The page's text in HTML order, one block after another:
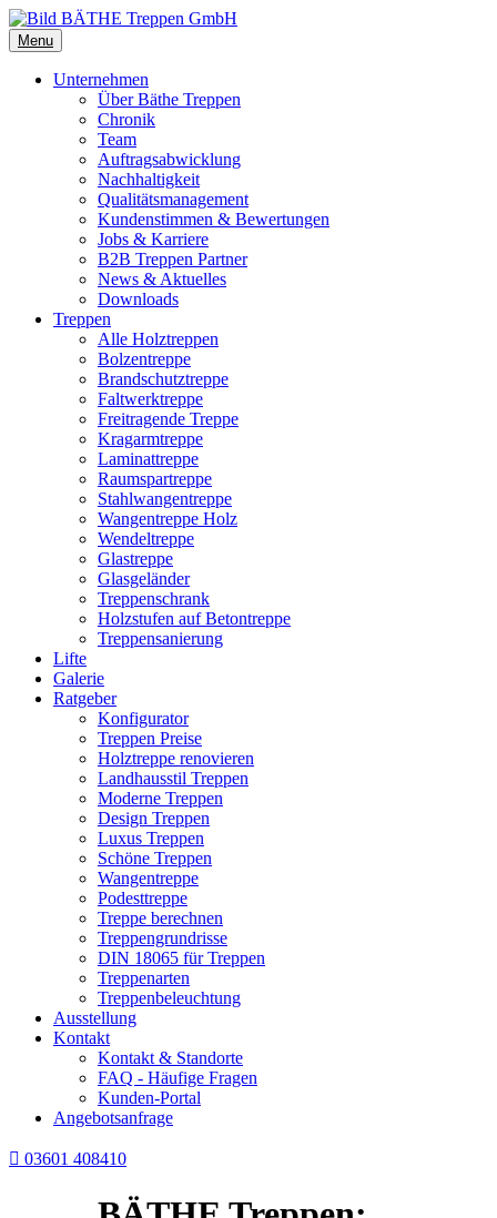
Menu
Unternehmen
Über Bäthe Treppen
Chronik
Team
Auftragsabwicklung
Nachhaltigkeit
Qualitätsmanagement
Kundenstimmen & Bewertungen
Jobs & Karriere
B2B Treppen Partner
News & Aktuelles
Downloads
Treppen
Alle Holztreppen
Bolzentreppe
Brandschutztreppe
Faltwerktreppe
Freitragende Treppe
Kragarmtreppe
Laminattreppe
Raumspartreppe
Stahlwangentreppe
Wangentreppe Holz
Wendeltreppe
Glastreppe
Glasgeländer
Treppenschrank
Holzstufen auf Betontreppe
Treppensanierung
Lifte
Galerie
Ratgeber
Konfigurator
Treppen Preise
Holztreppe renovieren
Landhausstil Treppen
Moderne Treppen
Design Treppen
Luxus Treppen
Schöne Treppen
Wangentreppe
Podesttreppe
Treppe berechnen
Treppengrundrisse
DIN 18065 für Treppen
Treppenarten
Treppenbeleuchtung
Ausstellung
Kontakt
Kontakt & Standorte
FAQ - Häufige Fragen
Kunden-Portal
Angebotsanfrage
 03601 408410